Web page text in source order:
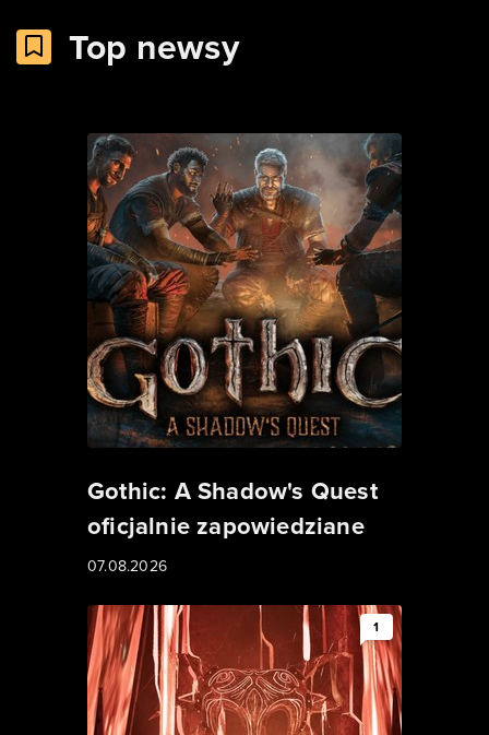
Top newsy
Gothic: A Shadow's Quest
oficjalnie zapowiedziane
07.08.2026
1